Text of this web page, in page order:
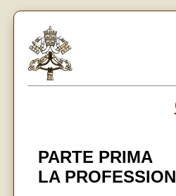
PARTE PRIMA
LA